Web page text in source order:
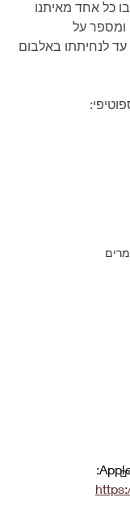
כל אחד מאיתנו
על
לנחיתתו באלבום